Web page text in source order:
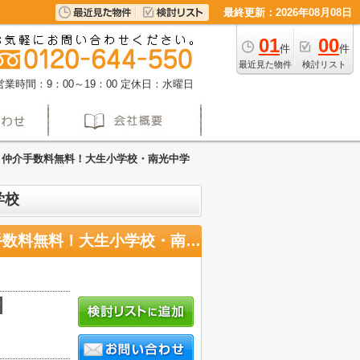
最終更新：2026年08月08日
01件
最近見た物件
00件
検討リスト
業時間：9：00～19：00 定休日：水曜日
介手数料無料！大生小学校・南光中学
校
【名古屋市南区東又兵ヱ町３丁目新築戸建】仲介手数料無料！大生小学校・南光中学校